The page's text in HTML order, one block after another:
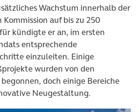
Wachstum innerhalb der
auf bis zu 250
kündigte er an, im ersten
entsprechende
einzuleiten. Einige
wurden von den
doch einige Bereiche
Neugestaltung.